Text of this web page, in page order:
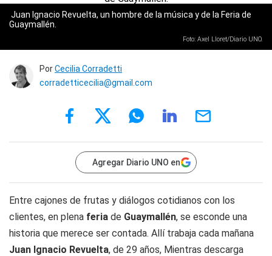
Juan Ignacio Revuelta, un hombre de la música y de la Feria de
Guaymallén.
Foto: Axel Lloret/Diario UNO.
PorCecilia Corradetti
corradetticecilia@gmail.com
Agregar Diario UNO en
Entre cajones de frutas y diálogos cotidianos con los
clientes, en plena feria de Guaymallén, se esconde una
historia que merece ser contada. Allí trabaja cada mañana
Juan Ignacio Revuelta, de 29 años, Mientras descarga